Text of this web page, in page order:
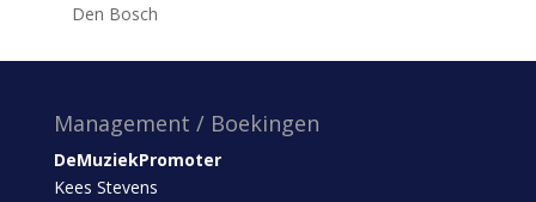
Den Bosch
Management / Boekingen
DeMuziekPromoter
Kees Stevens